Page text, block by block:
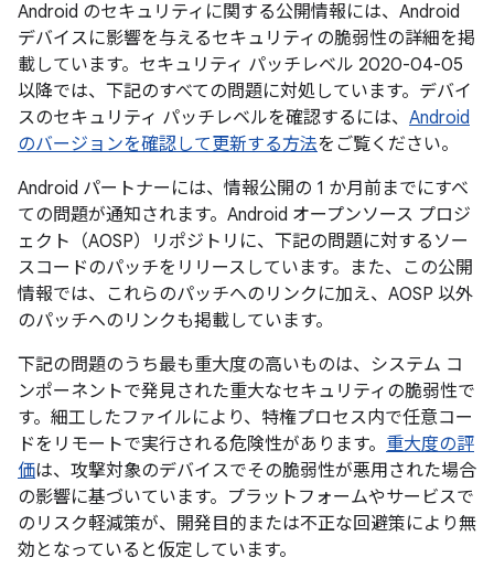
Android のセキュリティに関する公開情報には、Android
デバイスに影響を与えるセキュリティの脆弱性の詳細を掲
載しています。セキュリティ パッチレベル 2020-04-05
以降では、下記のすべての問題に対処しています。デバイ
スのセキュリティ パッチレベルを確認するには、 Android
のバージョンを確認して更新する方法をご覧ください。
Android パートナーには、情報公開の 1 か月前までにすべ
ての問題が通知されます。Android オープンソース プロジ
ェクト（AOSP）リポジトリに、下記の問題に対するソー
スコードのパッチをリリースしています。また、この公開
情報では、これらのパッチへのリンクに加え、AOSP 以外
のパッチへのリンクも掲載しています。
下記の問題のうち最も重大度の高いものは、システム コ
ンポーネントで発見された重大なセキュリティの脆弱性で
す。細工したファイルにより、特権プロセス内で任意コー
ドをリモートで実行される危険性があります。 重大度の評
価は、攻撃対象のデバイスでその脆弱性が悪用された場合
の影響に基づいています。プラットフォームやサービスで
のリスク軽減策が、開発目的または不正な回避策により無
効となっていると仮定しています。